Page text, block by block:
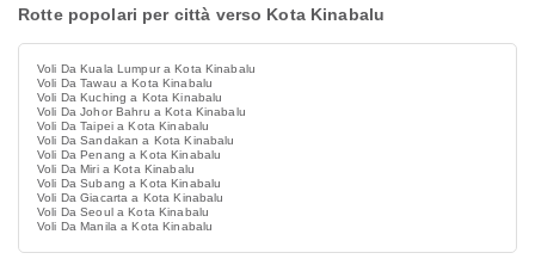
Rotte popolari per città verso Kota Kinabalu
Voli Da Kuala Lumpur a Kota Kinabalu
Voli Da Tawau a Kota Kinabalu
Voli Da Kuching a Kota Kinabalu
Voli Da Johor Bahru a Kota Kinabalu
Voli Da Taipei a Kota Kinabalu
Voli Da Sandakan a Kota Kinabalu
Voli Da Penang a Kota Kinabalu
Voli Da Miri a Kota Kinabalu
Voli Da Subang a Kota Kinabalu
Voli Da Giacarta a Kota Kinabalu
Voli Da Seoul a Kota Kinabalu
Voli Da Manila a Kota Kinabalu